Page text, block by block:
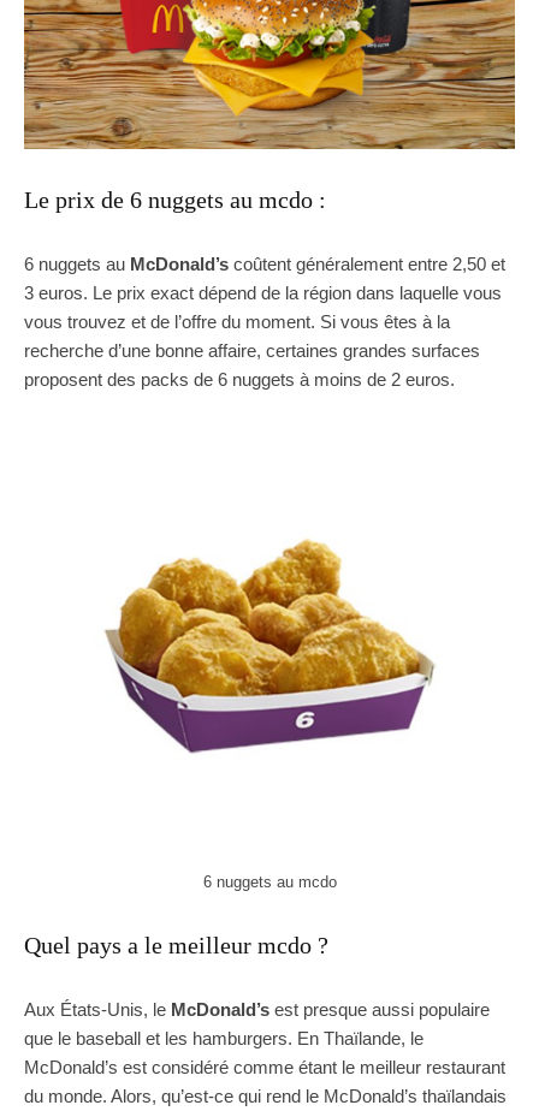
Le prix de 6 nuggets au mcdo :
6 nuggets au McDonald’s coûtent généralement entre 2,50 et
3 euros. Le prix exact dépend de la région dans laquelle vous
vous trouvez et de l’offre du moment. Si vous êtes à la
recherche d’une bonne affaire, certaines grandes surfaces
proposent des packs de 6 nuggets à moins de 2 euros.
6 nuggets au mcdo
Quel pays a le meilleur mcdo ?
Aux États-Unis, le McDonald’s est presque aussi populaire
que le baseball et les hamburgers. En Thaïlande, le
McDonald’s est considéré comme étant le meilleur restaurant
du monde. Alors, qu’est-ce qui rend le McDonald’s thaïlandais